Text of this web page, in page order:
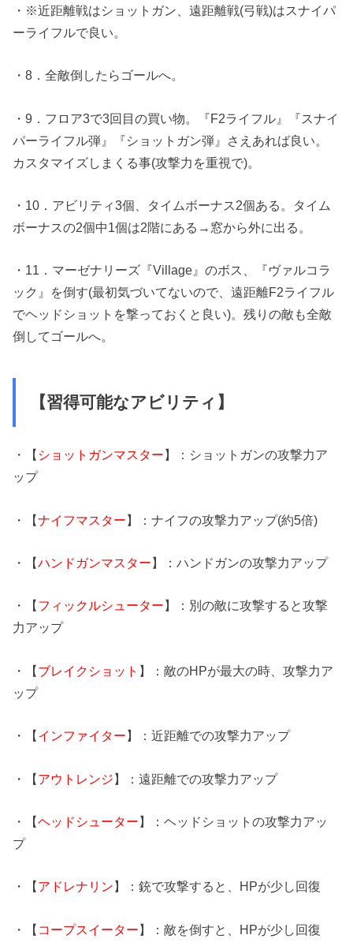
・※近距離戦はショットガン、遠距離戦(弓戦)はスナイパ
ーライフルで良い。
・8．全敵倒したらゴールへ。
・9．フロア3で3回目の買い物。『F2ライフル』『スナイ
パーライフル弾』『ショットガン弾』さえあれば良い。
カスタマイズしまくる事(攻撃力を重視で)。
・10．アビリティ3個、タイムボーナス2個ある。タイム
ボーナスの2個中1個は2階にある→窓から外に出る。
・11．マーゼナリーズ『Village』のボス、『ヴァルコラ
ック』を倒す(最初気づいてないので、遠距離F2ライフル
でヘッドショットを撃っておくと良い)。残りの敵も全敵
倒してゴールへ。
【習得可能なアビリティ】
・【 ショットガンマスター 】：ショットガンの攻撃力ア
ップ
・【ナイフマスター】：ナイフの攻撃力アップ(約5倍)
・【ハンドガンマスター】：ハンドガンの攻撃力アップ
・【 フィックルシューター 】：別の敵に攻撃すると攻撃
力アップ
・【ブレイクショット 】：敵のHPが最大の時、攻撃力ア
ップ
・【インファイター】：近距離での攻撃力アップ
・【アウトレンジ】：遠距離での攻撃力アップ
・【ヘッドシューター】：ヘッドショットの攻撃力アッ
プ
・【アドレナリン】：銃で攻撃すると、HPが少し回復
・【 コープスイーター】：敵を倒すと、HPが少し回復